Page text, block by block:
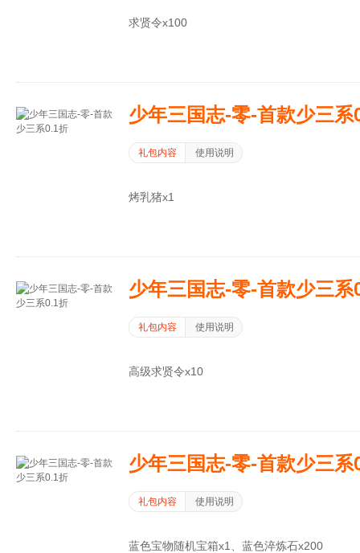
求贤令x100
少年三国志-零-首款少三系
礼包内容 使用说明
烤乳猪x1
少年三国志-零-首款少三系
礼包内容 使用说明
高级求贤令x10
少年三国志-零-首款少三系
礼包内容 使用说明
蓝色宝物随机宝箱x1、蓝色淬炼石x200